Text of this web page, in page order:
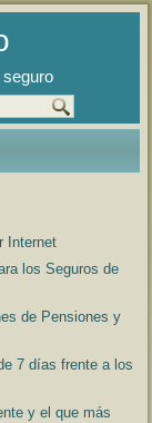
Internet
los Seguros de
de Pensiones y
7 días frente a los
y el que más